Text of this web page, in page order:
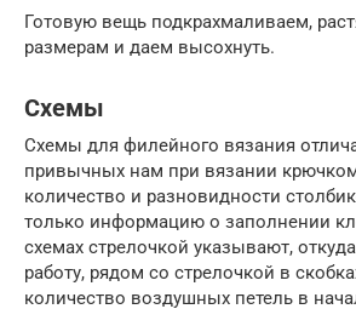
Готовую вещь подкрахмаливаем,
размерам и даем высохнуть.
Схемы
Схемы для филейного вязания
привычных нам при вязании
количество и разновидности
только информацию о заполнении
схемах стрелочкой указывают,
работу, рядом со стрелочкой в
количество воздушных петель в